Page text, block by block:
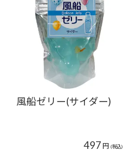
風船ゼリー(サイダー)
497 円 (税込)